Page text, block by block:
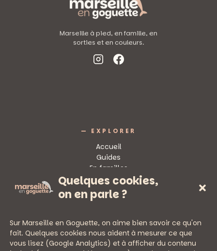
Quelques cookies,
on en parle ?
Sur Marseille en Goguette, on aime bien savoir ce qu'on
fait. Quelques cookies nous aident à mesurer ce que
vous lisez (Google Analytics) et à afficher du contenu
Marseille à pied, en famille, en
sorties et en couleurs.
— EXPLORER
Accueil
Guides
En familles
Sorties
— PRATIQUE